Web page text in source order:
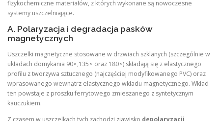
fizykochemiczne materiałów, z których wykonane są nowoczesne
systemy uszczelniające.
A. Polaryzacja i degradacja pasków
magnetycznych
Uszczelki magnetyczne stosowane w drzwiach szklanych (szczególnie w
układach domykania 90∘,135∘ oraz 180∘) składają się z elastycznego
profilu z tworzywa sztucznego (najczęściej modyfikowanego PVC) oraz
wprasowanego wewnątrz elastycznego wkładu magnetycznego. Wkład
ten powstaje z proszku ferrytowego zmieszanego z syntetycznym
kauczukiem.
Z czasem w uszczelkach tych zachodzi zjawisko depolaryzacji